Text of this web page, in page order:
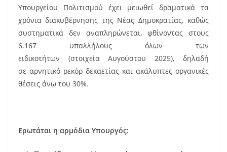
Υπουργείου Πολιτισμού έχει μειωθεί δραματικά τα
χρόνια διακυβέρνησης της Νέας Δημοκρατίας, καθώς
συστηματικά δεν αναπληρώνεται, φθίνοντας στους
6.167 υπαλλήλους όλων των
ειδικοτήτων (στοιχεία Αυγούστου 2025), δηλαδή
σε αρνητικό ρεκόρ δεκαετίας και ακάλυπτες οργανικές
θέσεις άνω του 30%.
Ερωτάται η αρμόδια Υπουργός: